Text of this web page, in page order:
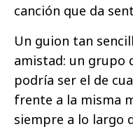
canción que da
Un guion tan
amistad: un grupo
podría ser el de
frente a la misma
siempre a lo largo